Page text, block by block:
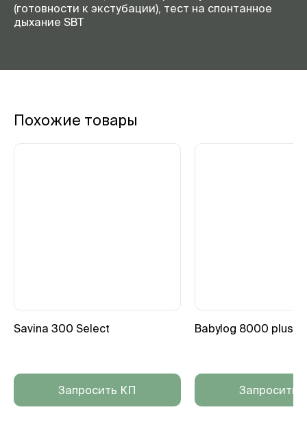
(готовности к экстубации), тест на спонтанное
дыхание SBT
Похожие товары
Savina 300 Select
Запросить КП
Babylog 8000 plus
Запросить